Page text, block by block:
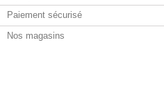
Paiement sécurisé
Nos magasins